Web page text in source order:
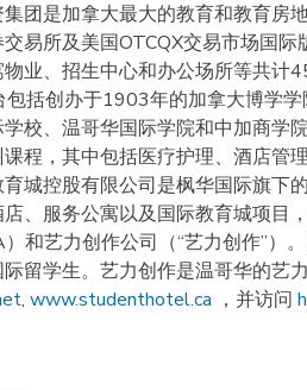
团是加拿大最大的教育和教育房
易所及美国OTCQX交易市场国
业、招生中心和办公场所等共计
括创办于1903年的加拿大博学
校、温哥华国际学院和中加商学
程，其中包括医疗护理、酒店管
城控股有限公司是枫华国际旗下
、服务公寓以及国际教育城项目
和艺力创作公司（“艺力创作”）
留学生。艺力创作是温哥华的艺
, www.studenthotel.ca ，并访问